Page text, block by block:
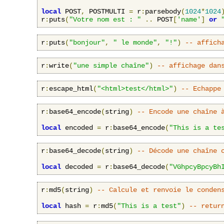
local POST, POSTMULTI = r: parsebody(1024*1024
r: puts( "Votre nom est : " .. POST [ 'name' ] or
r: puts( "bonjour", " le monde", "!") --
r:write( "une simple chaîne") -- affichage
r: escape_html( "<html>test</html>") --
r: base64_encode(string)
-- Encode une chaîne
local encoded = r: base64_encode( "This is a
r: base64_decode(string)
-- Décode une chaîne
local decoded = r: base64_decode(
r:md5(string)
-- Calcule et renvoie le
local hash = r:md5( "This is a test") --